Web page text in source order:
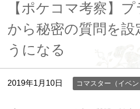
【ポケコマ考察】
から秘密の質問を設
うになる
2019年1月10日 コマスター（イベン